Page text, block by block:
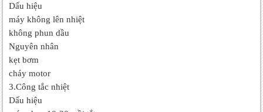
Dấu hiệu
máy không lên nhiệt
không phun dầu
Nguyên nhân
kẹt bơm
cháy motor
3.Công tắc nhiệt
Dấu hiệu